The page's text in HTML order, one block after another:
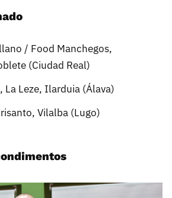
/ Food Manchegos,
(Ciudad Real)
La Leze, Ilarduia (Álava)
Vilalba (Lugo)